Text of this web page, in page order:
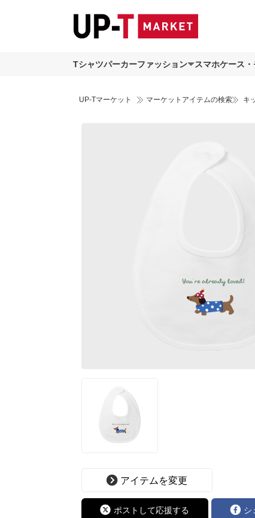
Tシャツパーカーファッション スマホケース
UP-Tマーケット マーケットアイテムの検索 キ
アイテムを変更
ポストして応援する シ